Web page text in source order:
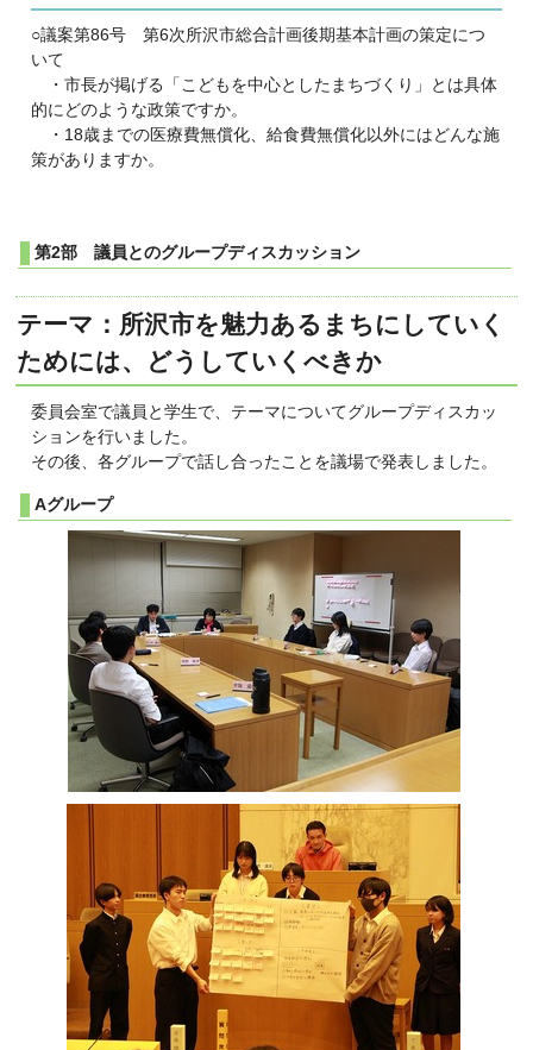
○議案第86号 第6次所沢市総合計画後期基本計画の策定につ
いて
・市長が掲げる「こどもを中心としたまちづくり」とは具体
的にどのような政策ですか。
・18歳までの医療費無償化、給食費無償化以外にはどんな施
策がありますか。
第2部 議員とのグループディスカッション
テーマ：所沢市を魅力あるまちにしていく
ためには、どうしていくべきか
委員会室で議員と学生で、テーマについてグループディスカッ
ションを行いました。
その後、各グループで話し合ったことを議場で発表しました。
Aグループ